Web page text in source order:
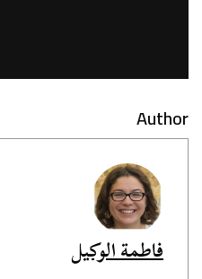
Author
فاطمة الوكيل